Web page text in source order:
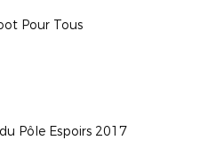
Pour Tous
Pôle Espoirs 2017